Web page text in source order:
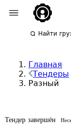
Найти
Главная
Тендеры
Разный
Тендер завершён